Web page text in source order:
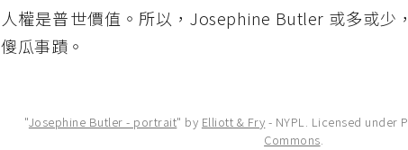
人權是普世價值。所以，Josephine Butler 或多或少
傻瓜事蹟。
"Josephine Butler - portrait" by Elliott & Fry - NYPL. Licensed under
Commons.